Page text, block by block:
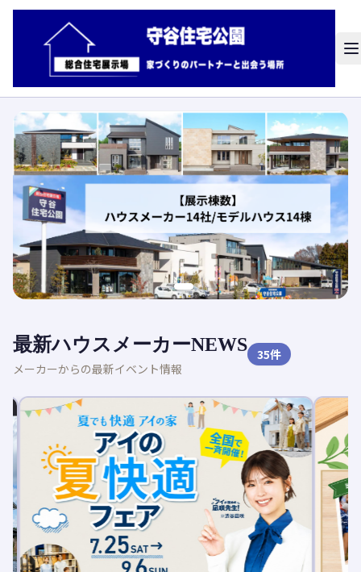
最新ハウスメーカーNEWS
メーカーからの最新イベント情報
35件